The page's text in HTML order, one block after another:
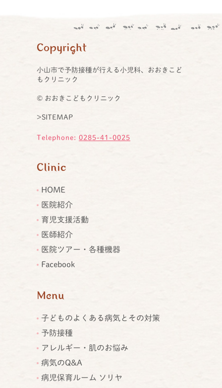
Copyright
小山市で予防接種が行える小児科、おおきこど
もクリニック
© おおきこどもクリニック
>SITEMAP
Telephone: 0285-41-0025
Clinic
HOME
医院紹介
育児支援活動
医師紹介
医院ツアー・各種機器
Facebook
Menu
子どものよくある病気とその対策
予防接種
アレルギー・肌のお悩み
病気のQ&A
病児保育ルーム ソリヤ